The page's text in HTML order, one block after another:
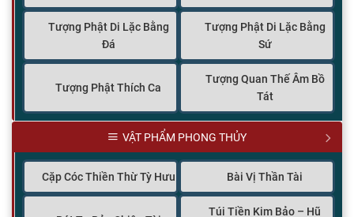
Tượng Phật Di Lặc Bằng
Đá
Tượng Phật Di Lặc Bằng
Sứ
Tượng Phật Thích Ca
Tượng Quan Thế Âm Bồ
Tát
VẬT PHẨM PHONG THỦY
Cặp Cóc Thiền Thừ Tỳ Hưu Bài Vị Thần Tài
Túi Tiền Kim Bảo – Hũ